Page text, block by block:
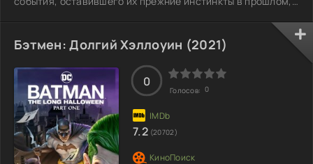
друзьями. Это открытие вдохновляет их мечтать о том,
чтобы сохранить эту связь и в реальном мире. Их желание
сбывается, но неожиданно происходит переворот: лис и
мышонок меняются местами, что приводит к
неожиданным последствиям.
Бэтмен: Долгий Хэллоуин (2021)
0
Голосов: 0
7.2 (20702)